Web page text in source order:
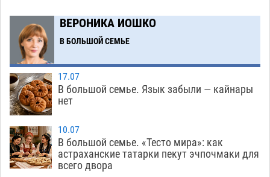
08.08 333
10:51
Фаворитская ноша: астраханские
гандболисты крупно проиграли пермякам
09:00
Лидеры чеченской диаспоры в Астрахани
осудили выходку молодого лихача с улицы
Никольской
18:00
Завтра астраханцы проведут день в режиме
экстремальной температурной нагрузки
ВЕРОНИКА ИОШКО
В БОЛЬШОЙ СЕМЬЕ
17.07
В большой семье. Язык забыли — кайнары
нет
10.07
В большой семье. «Тесто мира»: как
астраханские татарки пекут эчпочмаки для
всего двора